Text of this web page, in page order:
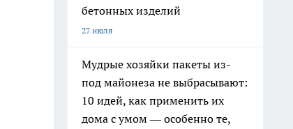
бетонных изделий
27 июля
Мудрые хозяйки пакеты из-
под майонеза не выбрасывают:
10 идей, как применить их
дома с умом — особенно те,